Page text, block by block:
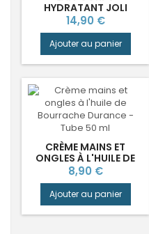
HYDRATANT JOLI
COQUELICOT
DURANCE®
Prix
14,90 €
Ajouter au panier
CRÈME MAINS ET
ONGLES À L'HUILE DE
BOURRACHE
DURANCE®
Prix
8,90 €
Ajouter au panier